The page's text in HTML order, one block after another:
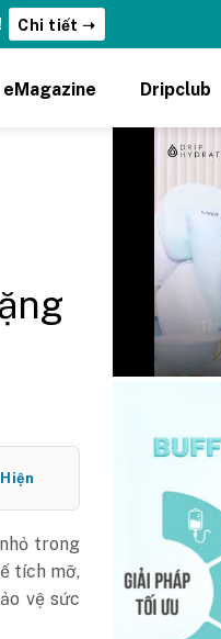
Chi tiết ➝
eMagazine Dripclub
Hiện
trong
tích mỡ,
vệ sức